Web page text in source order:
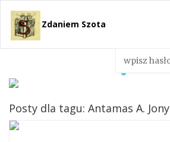
Zdaniem Szota
Posty dla tagu: Antamas A.